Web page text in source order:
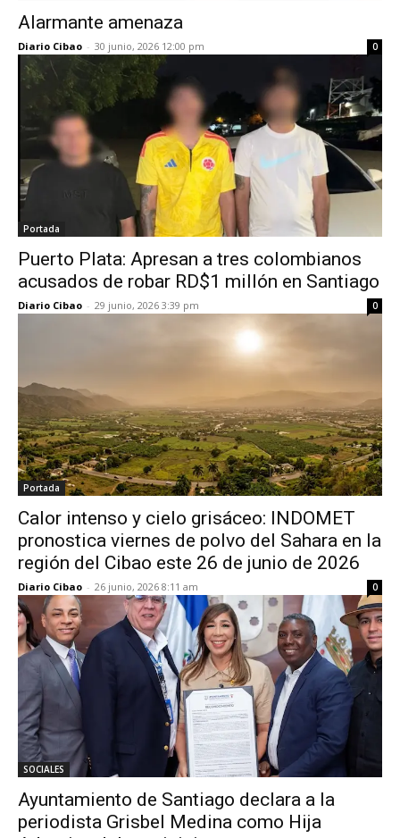
Alarmante amenaza
Diario Cibao - 30 junio, 2026 12:00 pm 0
Portada
Puerto Plata: Apresan a tres colombianos
acusados de robar RD$1 millón en Santiago
Diario Cibao - 29 junio, 2026 3:39 pm 0
Portada
Calor intenso y cielo grisáceo: INDOMET
pronostica viernes de polvo del Sahara en la
región del Cibao este 26 de junio de 2026
Diario Cibao - 26 junio, 2026 8:11 am 0
SOCIALES
Ayuntamiento de Santiago declara a la
periodista Grisbel Medina como Hija